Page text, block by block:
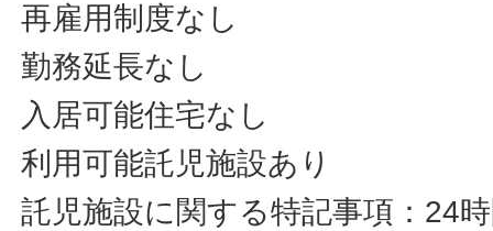
再雇用制度なし
勤務延長なし
入居可能住宅なし
利用可能託児施設あり
託児施設に関する特記事項：24